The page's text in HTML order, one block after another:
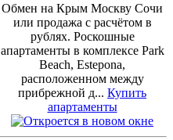
Обмен на Крым Москву Сочи
или продажа с расчётом в
рублях. Роскошные
апартаменты в комплексе Park
Beach, Estepona,
расположенном между
прибрежной д... Купить
апартаменты